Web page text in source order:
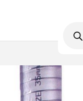
search